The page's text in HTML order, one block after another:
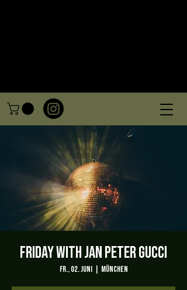
Friday with Jan Peter Gucci
Fr., 02. Juni
  |
München